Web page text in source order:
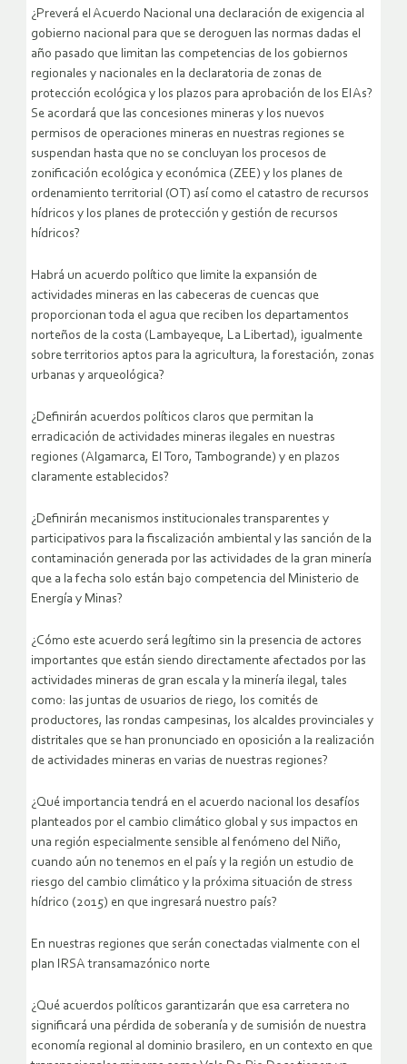
¿Preverá el Acuerdo Nacional una declaración de exigencia al
gobierno nacional para que se deroguen las normas dadas el
año pasado que limitan las competencias de los gobiernos
regionales y nacionales en la declaratoria de zonas de
protección ecológica y los plazos para aprobación de los EIAs?
Se acordará que las concesiones mineras y los nuevos
permisos de operaciones mineras en nuestras regiones se
suspendan hasta que no se concluyan los procesos de
zonificación ecológica y económica (ZEE) y los planes de
ordenamiento territorial (OT) así como el catastro de recursos
hídricos y los planes de protección y gestión de recursos
hídricos?
Habrá un acuerdo político que limite la expansión de
actividades mineras en las cabeceras de cuencas que
proporcionan toda el agua que reciben los departamentos
norteños de la costa (Lambayeque, La Libertad), igualmente
sobre territorios aptos para la agricultura, la forestación, zonas
urbanas y arqueológica?
¿Definirán acuerdos políticos claros que permitan la
erradicación de actividades mineras ilegales en nuestras
regiones (Algamarca, El Toro, Tambogrande) y en plazos
claramente establecidos?
¿Definirán mecanismos institucionales transparentes y
participativos para la fiscalización ambiental y las sanción de la
contaminación generada por las actividades de la gran minería
que a la fecha solo están bajo competencia del Ministerio de
Energía y Minas?
¿Cómo este acuerdo será legítimo sin la presencia de actores
importantes que están siendo directamente afectados por las
actividades mineras de gran escala y la minería ilegal, tales
como: las juntas de usuarios de riego, los comités de
productores, las rondas campesinas, los alcaldes provinciales y
distritales que se han pronunciado en oposición a la realización
de actividades mineras en varias de nuestras regiones?
¿Qué importancia tendrá en el acuerdo nacional los desafíos
planteados por el cambio climático global y sus impactos en
una región especialmente sensible al fenómeno del Niño,
cuando aún no tenemos en el país y la región un estudio de
riesgo del cambio climático y la próxima situación de stress
hídrico (2015) en que ingresará nuestro país?
En nuestras regiones que serán conectadas vialmente con el
plan IRSA transamazónico norte
¿Qué acuerdos políticos garantizarán que esa carretera no
significará una pérdida de soberanía y de sumisión de nuestra
economía regional al dominio brasilero, en un contexto en que